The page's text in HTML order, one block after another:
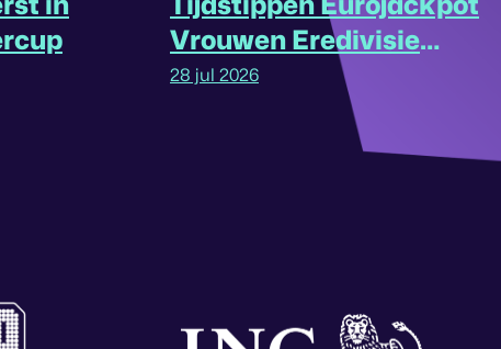
Vrouwen Eredivisie
omgedraaid
28 jul 2026